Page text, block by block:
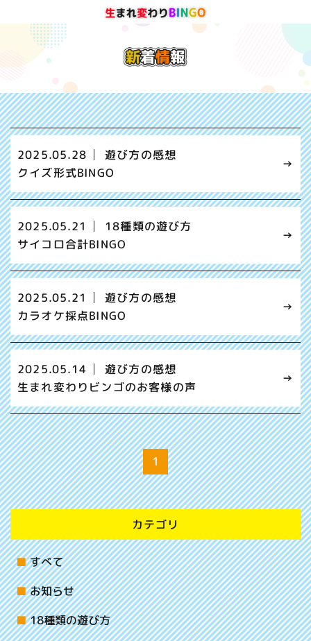
2025.05.28 遊び方の感想
クイズ形式BINGO
2025.05.21 18種類の遊び方
サイコロ合計BINGO
2025.05.21 遊び方の感想
カラオケ採点BINGO
2025.05.14 遊び方の感想
生まれ変わりビンゴのお客様の声
1
カテゴリ
すべて
お知らせ
18種類の遊び方